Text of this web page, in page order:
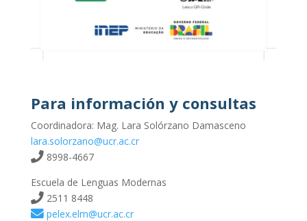
Para información y consultas
Coordinadora: Mag. Lara Solórzano Damasceno
lara.solorzano@ucr.ac.cr
8998-4667
Escuela de Lenguas Modernas
2511 8448
pelex.elm@ucr.ac.cr